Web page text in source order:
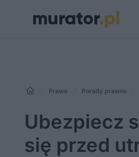
Prawo Porady prawne
Ubezpiecz
się przed